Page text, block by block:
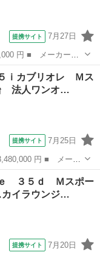
提携サイト 7月27日
ード名： １１６
車 タイミングチェ
ｉカブリオレ Ｍス
法人ワンオ…
提携サイト 7月25日
ード名： ４３５
人ワンオーナー 禁
ｅ ３５ｄ Ｍスポー
イラウンジ…
提携サイト 7月20日